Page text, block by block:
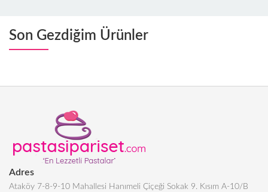
Son Gezdiğim Ürünler
Adres
Ataköy 7-8-9-10 Mahallesi Hanımeli Çiçeği Sokak 9. Kısım A-10/B